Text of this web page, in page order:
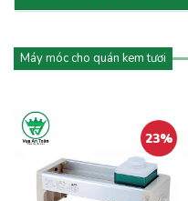
Máy móc cho quán kem tươi
23%